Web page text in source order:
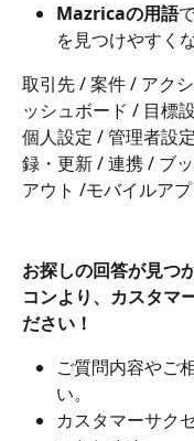
Mazricaの用語
を見つけやすく
取引先 / 案件 / アク
ッシュボード / 目標
個人設定 / 管理者設
録・更新 / 連携 / ブ
アウト /モバイルア
お探しの回答が見つ
コンより、カスタマ
ださい！
ご質問内容やご
い。
カスタマーサク